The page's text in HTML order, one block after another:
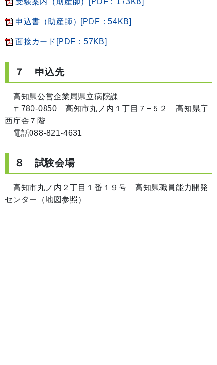
申込書（助産師）[PDF：54KB]
面接カード[PDF：57KB]
７ 申込先
高知県公営企業局県立病院課
〒780-0850 高知市丸ノ内１丁目７−５２ 高知県庁
西庁舎７階
電話088-821-4631
８ 試験会場
高知市丸ノ内２丁目１番１９号 高知県職員能力開発
センター（地図参照）